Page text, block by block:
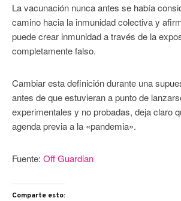
La vacunación nunca antes se había
camino hacia la inmunidad colectiva y
puede crear inmunidad a través de la
completamente falso.
Cambiar esta definición durante una
antes de que estuvieran a punto de
experimentales y no probadas, deja claro
agenda previa a la «pandemia».
Fuente: Off Guardian
Comparte esto: